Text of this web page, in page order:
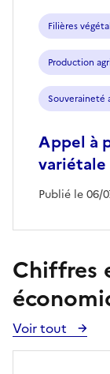
Filières
Production
Souveraineté
Appel à
variétale
Publié le 06/
Chiffres
Voir tout
Voir
toutes